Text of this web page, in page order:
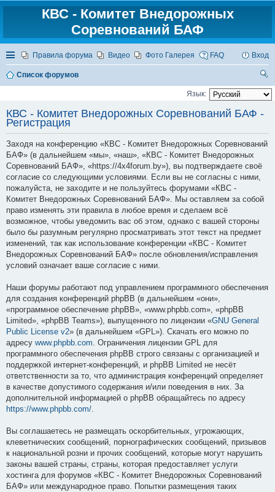
КВС - Комитет Внедорожных
Соревнований БАФ
СсылкиПравила форума Видео Фото Галерея FAQ Вход
Список форумов
ои
Язык:
КВС - Комитет Внедорожных Соревнований БАФ -
Регистрация
Заходя на конференцию «КВС - Комитет Внедорожных Соревнований
БАФ» (в дальнейшем «мы», «наш», «КВС - Комитет Внедорожных
Соревнований БАФ», «https://4x4forum.by»), вы подтверждаете своё
согласие со следующими условиями. Если вы не согласны с ними,
пожалуйста, не заходите и не пользуйтесь форумами «КВС -
Комитет Внедорожных Соревнований БАФ». Мы оставляем за собой
право изменять эти правила в любое время и сделаем всё
возможное, чтобы уведомить вас об этом, однако с вашей стороны
было бы разумным регулярно просматривать этот текст на предмет
изменений, так как использование конференции «КВС - Комитет
Внедорожных Соревнований БАФ» после обновления/исправления
условий означает ваше согласие с ними.
Наши форумы работают под управлением программного обеспечения
для создания конференций phpBB (в дальнейшем «они»,
«программное обеспечение phpBB», «www.phpbb.com», «phpBB
Limited», «phpBB Teams»), выпущенного по лицензии «GNU General
Public License v2» (в дальнейшем «GPL»). Скачать его можно по
адресу www.phpbb.com. Ограничения лицензии GPL для
программного обеспечения phpBB строго связаны с организацией и
поддержкой интернет-конференций, и phpBB Limited не несёт
ответственности за то, что администрация конференций определяет
в качестве допустимого содержания и/или поведения в них. За
дополнительной информацией о phpBB обращайтесь по адресу
https://www.phpbb.com/.
Вы соглашаетесь не размещать оскорбительных, угрожающих,
клеветнических сообщений, порнографических сообщений, призывов
к национальной розни и прочих сообщений, которые могут нарушить
законы вашей страны, страны, которая предоставляет услуги
хостинга для форумов «КВС - Комитет Внедорожных Соревнований
БАФ» или международное право. Попытки размещения таких